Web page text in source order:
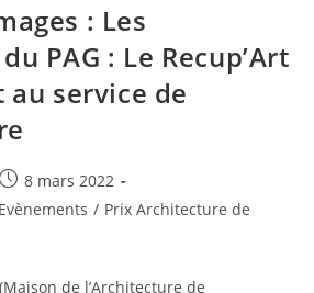
: Les
PAG : Le Recup’Art
au service de
Publication
publiée :
8 mars 2022
Evènements / Prix Architecture de
de l’Architecture de